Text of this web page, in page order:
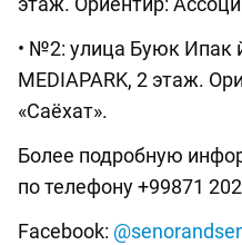
• №2: улица Буюк Ипак
MEDIAPARK, 2 этаж.
«Саёхат».
Более подробную
по телефону +99871
Facebook: